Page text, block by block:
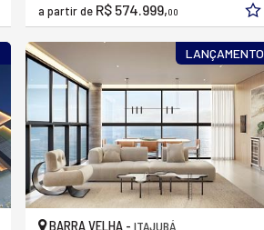
a partir de R$ 574.999,00
LANÇAMENTO
BARRA VELHA - ITAJUBÁ